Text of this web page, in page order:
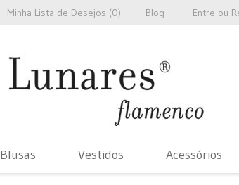
Minha Lista de Desejos (0) Blog Entre ou
Blusas Vestidos Acessórios